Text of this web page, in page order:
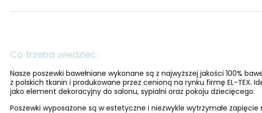
Co trzeba wiedzieć:
Nasze poszewki bawełniane wykonane są z najwyższej jakości 100%
z polskich tkanin i produkowane przez cenioną na rynku firmę EL-TEX.
jako element dekoracyjny do salonu, sypialni oraz pokoju dziecięcego.
Poszewki wyposażone są w estetyczne i niezwykle wytrzymałe zapięcie